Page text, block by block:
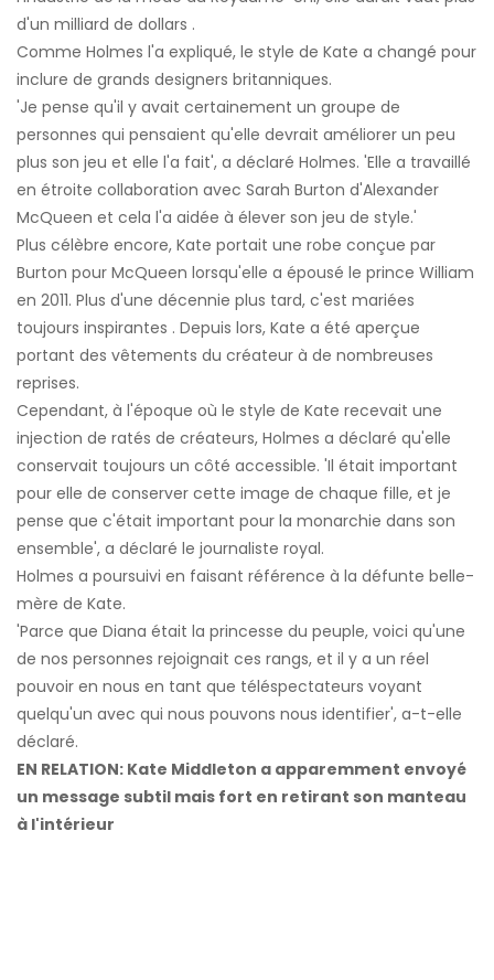
d'un milliard de dollars .
Comme Holmes l'a expliqué, le style de Kate a changé pour
inclure de grands designers britanniques.
'Je pense qu'il y avait certainement un groupe de
personnes qui pensaient qu'elle devrait améliorer un peu
plus son jeu et elle l'a fait', a déclaré Holmes. 'Elle a travaillé
en étroite collaboration avec Sarah Burton d'Alexander
McQueen et cela l'a aidée à élever son jeu de style.'
Plus célèbre encore, Kate portait une robe conçue par
Burton pour McQueen lorsqu'elle a épousé le prince William
en 2011. Plus d'une décennie plus tard, c'est mariées
toujours inspirantes . Depuis lors, Kate a été aperçue
portant des vêtements du créateur à de nombreuses
reprises.
Cependant, à l'époque où le style de Kate recevait une
injection de ratés de créateurs, Holmes a déclaré qu'elle
conservait toujours un côté accessible. 'Il était important
pour elle de conserver cette image de chaque fille, et je
pense que c'était important pour la monarchie dans son
ensemble', a déclaré le journaliste royal.
Holmes a poursuivi en faisant référence à la défunte belle-
mère de Kate.
'Parce que Diana était la princesse du peuple, voici qu'une
de nos personnes rejoignait ces rangs, et il y a un réel
pouvoir en nous en tant que téléspectateurs voyant
quelqu'un avec qui nous pouvons nous identifier', a-t-elle
déclaré.
EN RELATION: Kate Middleton a apparemment envoyé
un message subtil mais fort en retirant son manteau
à l'intérieur